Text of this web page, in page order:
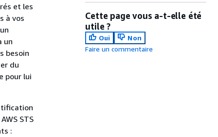
et les
à vos
un
besoin
du
pour lui
STS
:
Cette page vous a-t-elle été
utile ?
Oui
Non
Faire un commentaire